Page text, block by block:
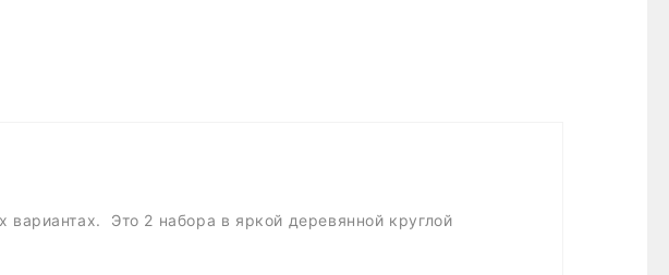
Это 2 набора в яркой деревянной круглой